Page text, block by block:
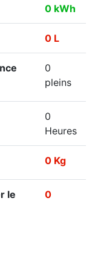
0 kWh
0 L
0
pleins
0
Heures
0 Kg
le
0